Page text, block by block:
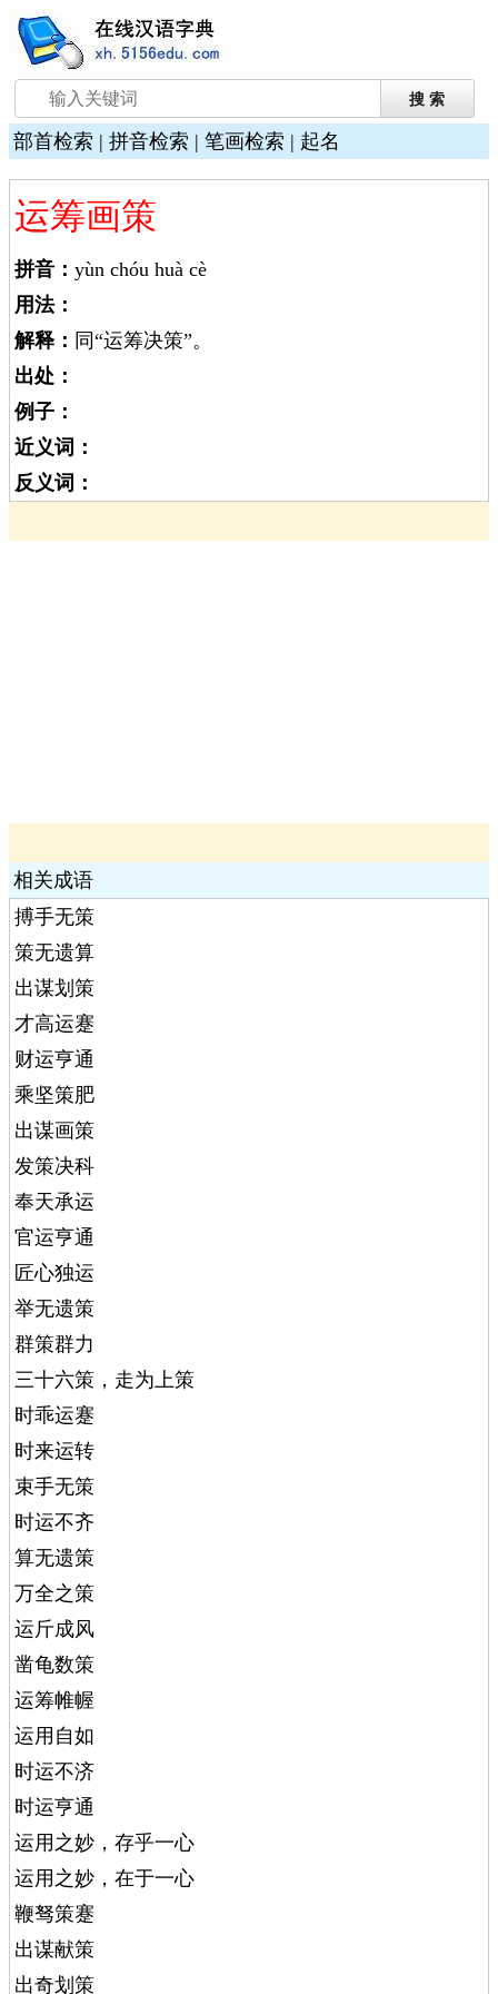
部首检索 | 拼音检索 | 笔画检索 | 起名
运筹画策
拼音： yùn chóu huà cè
用法：
解释： 同“运筹决策”。
出处：
例子：
近义词：
反义词：
相关成语
搏手无策
策无遗算
出谋划策
才高运蹇
财运亨通
乘坚策肥
出谋画策
发策决科
奉天承运
官运亨通
匠心独运
举无遗策
群策群力
三十六策，走为上策
时乖运蹇
时来运转
束手无策
时运不齐
算无遗策
万全之策
运斤成风
凿龟数策
运筹帷幄
运用自如
时运不济
时运亨通
运用之妙，存乎一心
运用之妙，在于一心
鞭驽策蹇
出谋献策
出奇划策